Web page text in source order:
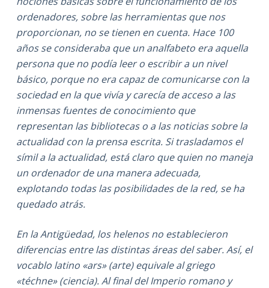
ordenadores, sobre las herramientas que nos
proporcionan, no se tienen en cuenta. Hace 100
años se consideraba que un analfabeto era aquella
persona que no podía leer o escribir a un nivel
básico, porque no era capaz de comunicarse con la
sociedad en la que vivía y carecía de acceso a las
inmensas fuentes de conocimiento que
representan las bibliotecas o a las noticias sobre la
actualidad con la prensa escrita. Si trasladamos el
símil a la actualidad, está claro que quien no maneja
un ordenador de una manera adecuada,
explotando todas las posibilidades de la red, se ha
quedado atrás.
En la Antigüedad, los helenos no establecieron
diferencias entre las distintas áreas del saber. Así, el
vocablo latino «ars» (arte) equivale al griego
«téchne» (ciencia). Al final del Imperio romano y